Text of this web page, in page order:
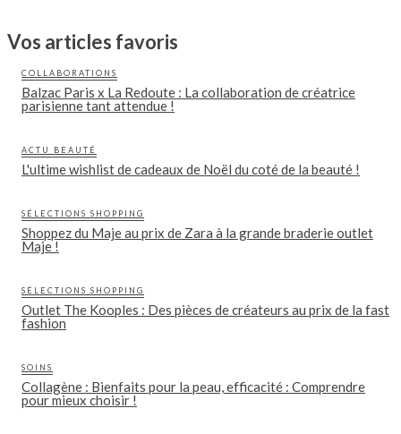
Vos articles favoris
COLLABORATIONS
Balzac Paris x La Redoute : La collaboration de créatrice
parisienne tant attendue !
ACTU BEAUTÉ
L'ultime wishlist de cadeaux de Noël du coté de la beauté !
SÉLECTIONS SHOPPING
Shoppez du Maje au prix de Zara à la grande braderie outlet
Maje !
SÉLECTIONS SHOPPING
Outlet The Kooples : Des pièces de créateurs au prix de la fast
fashion
SOINS
Collagène : Bienfaits pour la peau, efficacité : Comprendre
pour mieux choisir !